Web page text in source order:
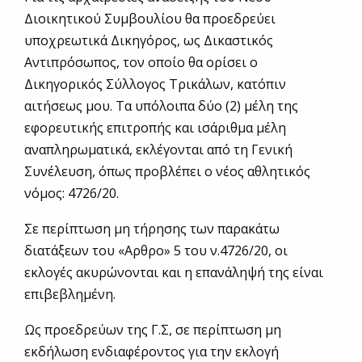
Διοικητικού Συμβουλίου θα προεδρεύει
υποχρεωτικά Δικηγόρος, ως Δικαστικός
Αντιπρόσωπος, τον οποίο θα ορίσει ο
Δικηγορικός Σύλλογος Τρικάλων, κατόπιν
αιτήσεως μου. Τα υπόλοιπα δύο (2) μέλη της
εφορευτικής επιτροπής και ισάριθμα μέλη
αναπληρωματικά, εκλέγονται από τη Γενική
Συνέλευση, όπως προβλέπει ο νέος αθλητικός
νόμος: 4726/20.
Σε περίπτωση μη τήρησης των παρακάτω
διατάξεων του «Αρθρο» 5 του ν.4726/20, οι
εκλογές ακυρώνονται και η επανάληψή της είναι
επιβεβλημένη.
Ως προεδρεύων της Γ.Σ, σε περίπτωση μη
εκδήλωση ενδιαφέροντος για την εκλογή